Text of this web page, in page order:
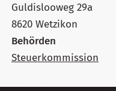
Guldislooweg 29a
8620 Wetzikon
Behörden
Steuerkommission